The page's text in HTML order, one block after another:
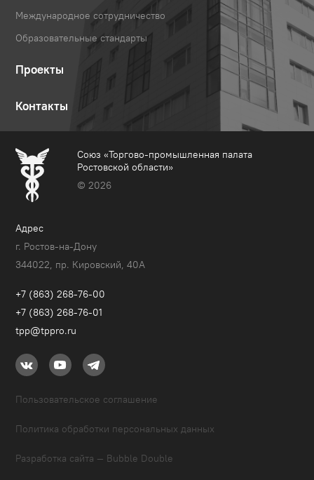
Международное сотрудничество
Образовательные стандарты
Проекты
Контакты
Союз «Торгово-промышленная палата
Ростовской области»
© 2026
Адрес
г. Ростов-на-Дону
344022, пр. Кировский, 40A
+7 (863) 268-76-00
+7 (863) 268-76-01
tpp@tppro.ru
Пользовательское соглашение
Политика обработки персональных данных
Разработка сайта — Bubble Double